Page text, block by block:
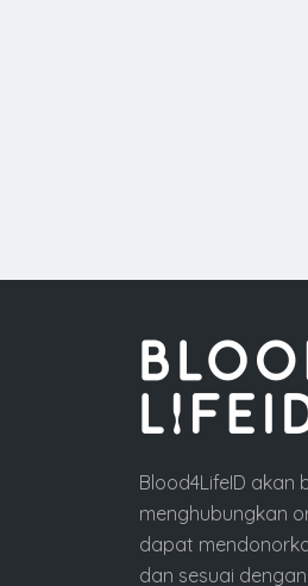
Blood4LifeID akan
menghubungkan
dapat
dan sesuai